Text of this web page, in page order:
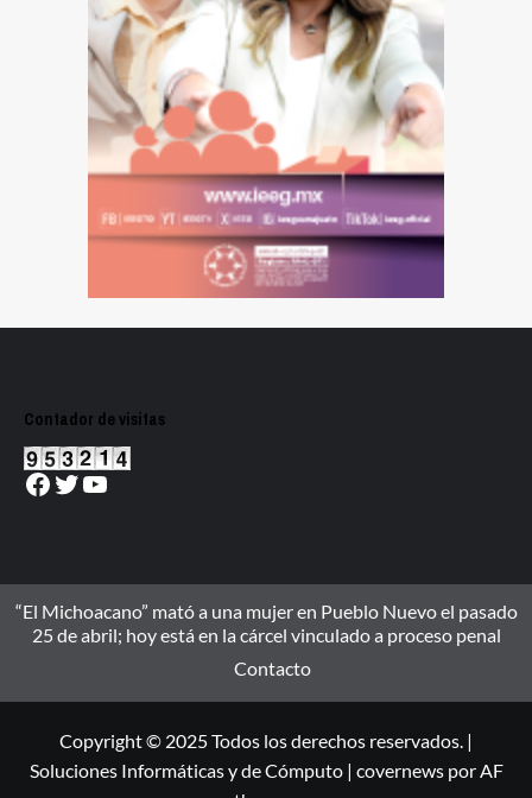
Contador de visitas
Facebook
Twitter
YouTube
“El Michoacano” mató a una mujer en Pueblo Nuevo el pasado
25 de abril; hoy está en la cárcel vinculado a proceso penal
Contacto
Copyright © 2025 Todos los derechos reservados. |
Soluciones Informáticas y de Cómputo | covernewspor AF